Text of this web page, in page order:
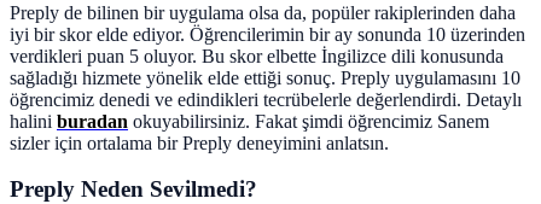
Preply de bilinen bir uygulama olsa da, popüler rakiplerinden daha
iyi bir skor elde ediyor. Öğrencilerimin bir ay sonunda 10 üzerinden
verdikleri puan 5 oluyor. Bu skor elbette İngilizce dili konusunda
sağladığı hizmete yönelik elde ettiği sonuç. Preply uygulamasını 10
öğrencimiz denedi ve edindikleri tecrübelerle değerlendirdi. Detaylı
halini buradan okuyabilirsiniz. Fakat şimdi öğrencimiz Sanem
sizler için ortalama bir Preply deneyimini anlatsın.
Preply Neden Sevilmedi?